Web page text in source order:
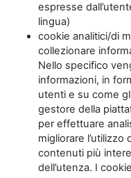
espresse
lingua)
cookie analitici/di
collezionare
Nello specifico
informazioni, in
utenti e su come
gestore della
per effettuare
migliorare
contenuti più
dell’utenza. I